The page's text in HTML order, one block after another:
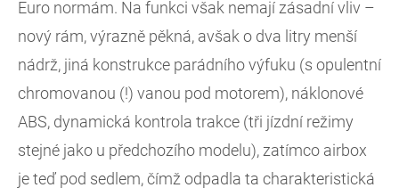
Euro normám. Na funkci však nemají zásadní vliv –
nový rám, výrazně pěkná, avšak o dva litry menší
nádrž, jiná konstrukce parádního výfuku (s opulentní
chromovanou (!) vanou pod motorem), náklonové
ABS, dynamická kontrola trakce (tři jízdní režimy
stejné jako u předchozího modelu), zatímco airbox
je teď pod sedlem, čímž odpadla ta charakteristická